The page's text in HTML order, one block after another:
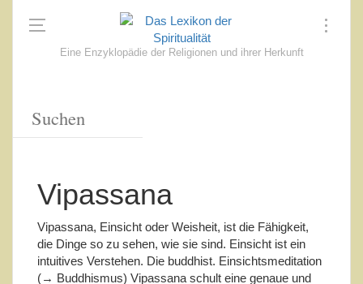
Eine Enzyklopädie der Religionen und ihrer Herkunft
Vipassana
Vipassana, Einsicht oder Weisheit, ist die Fähigkeit,
die Dinge so zu sehen, wie sie sind. Einsicht ist ein
intuitives Verstehen. Die buddhist. Einsichtsmeditation
(→ Buddhismus) Vipassana schult eine genaue und